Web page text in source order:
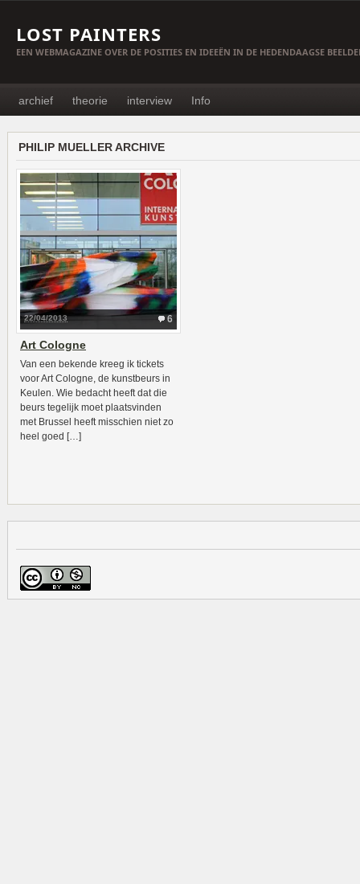
LOST PAINTERS
EEN WEBMAGAZINE OVER DE POSITIES EN IDEEËN IN DE HEDENDAAGSE
archief theorie interview Info
PHILIP MUELLER ARCHIVE
6
22/04/2013
Art Cologne
Van een bekende kreeg ik tickets
voor Art Cologne, de kunstbeurs in
Keulen. Wie bedacht heeft dat die
beurs tegelijk moet plaatsvinden
met Brussel heeft misschien niet zo
heel goed […]